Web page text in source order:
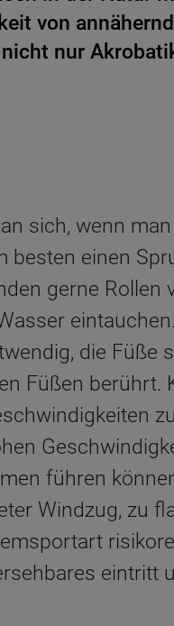
von
nur
sich, wenn
besten einen
gerne Rollen
die Füße
Füßen berührt.
führen
Windzug, zu
eintritt